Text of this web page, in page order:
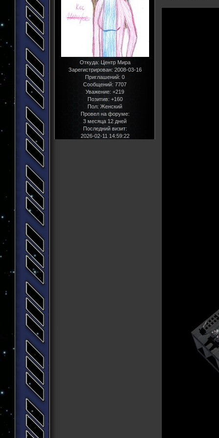
Откуда:Центр Мира
Зарегистрирован: 2008-03-16
Приглашений: 0
Сообщений: 7707
Уважение: +219
Позитив: +160
Пол:Женский
Провел на форуме:
3 месяца 12 дней
Последний визит:
2026-02-11 14:59:22